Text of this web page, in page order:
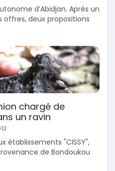
d’Abidjan. Après un
deux propositions
chargé de
un ravin
établissements "CISSY",
de Bondoukou